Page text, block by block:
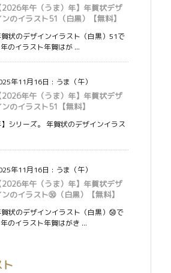
2026年午（うま）年】年賀状デザ
ンのイラスト51（白黒）【無料】
賀状のデザインイラスト（白黒）51で
のイラスト年賀はが ...
年11月16日 : うま（午）
2026年午（うま）年】年賀状デザ
ンのイラスト51【無料】
シリーズ。 年賀状のデザインイラス
年11月16日 : うま（午）
2026年午（うま）年】年賀状デザ
ンのイラスト㊿（白黒）【無料】
賀状のデザインイラスト（白黒）㊿で
のイラスト年賀はがき ...